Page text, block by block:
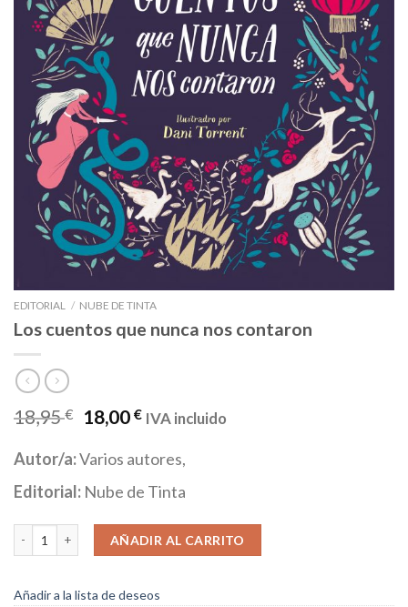
EDITORIAL / NUBE DE TINTA
Los cuentos que nunca nos contaron
18,95€ 18,00€ IVA incluido
Autor/a:Varios autores,
Editorial: Nube de Tinta
Los cuentos que nunca nos contaron cantidad
AÑADIR AL CARRITO
Añadir a la lista de deseos